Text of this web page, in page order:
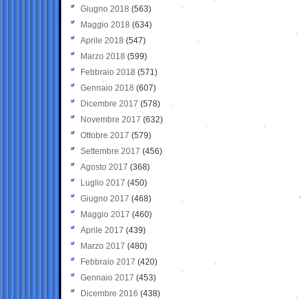
Giugno 2018 (563)
Maggio 2018 (634)
Aprile 2018 (547)
Marzo 2018 (599)
Febbraio 2018 (571)
Gennaio 2018 (607)
Dicembre 2017 (578)
Novembre 2017 (632)
Ottobre 2017 (579)
Settembre 2017 (456)
Agosto 2017 (368)
Luglio 2017 (450)
Giugno 2017 (468)
Maggio 2017 (460)
Aprile 2017 (439)
Marzo 2017 (480)
Febbraio 2017 (420)
Gennaio 2017 (453)
Dicembre 2016 (438)